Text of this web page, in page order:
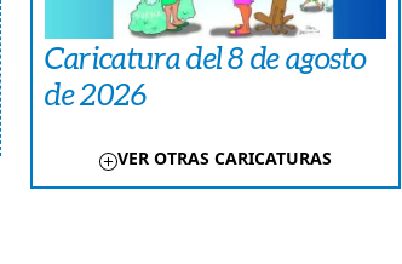
Caricatura del 8 de agosto
de 2026
VER OTRAS CARICATURAS